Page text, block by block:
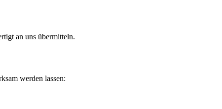
an uns übermitteln.
werden lassen: